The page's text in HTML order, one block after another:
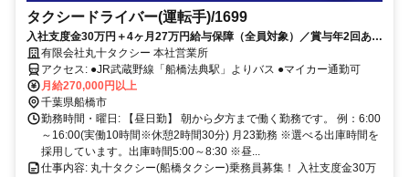
タクシードライバー(運転手)/1699
入社支度金30万円＋4ヶ月27万円給与保障（全員対象）／賞与年2回あり
／月収50万円以上可！
有限会社丸十タクシー 本社営業所
アクセス: ●JR武蔵野線「船橋法典駅」よりバス ●マイカー通勤可
月給270,000円以上
千葉県船橋市
勤務時間・曜日: 【昼日勤】 朝から夕方まで働く勤務です。 例：6:00
～16:00(実働10時間※休憩2時間30分) 月23勤務 ※選べる出庫時間を
採用しています。出庫時間5:00～8:30 ※昼...
仕事内容: 丸十タクシー(船橋タクシー)乗務員募集！ 入社支度金30万